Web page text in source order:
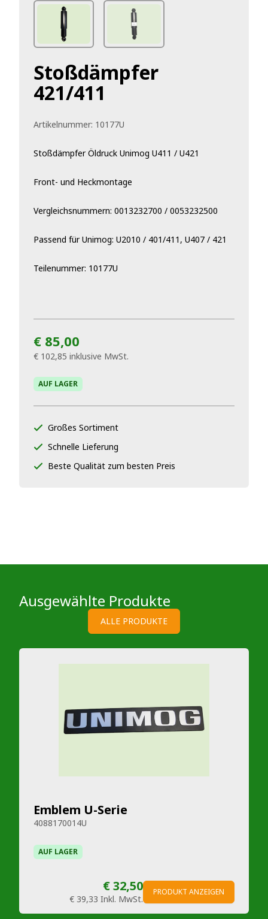
Stoßdämpfer
421/411
Artikelnummer: 10177U
Stoßdämpfer Öldruck Unimog U411 / U421
Front- und Heckmontage
Vergleichsnummern: 0013232700 / 0053232500
Passend für Unimog: U2010 / 401/411, U407 / 421
Teilenummer: 10177U
€ 85,00
€ 102,85 inklusive MwSt.
AUF LAGER
Großes Sortiment
Schnelle Lieferung
Beste Qualität zum besten Preis
Ausgewählte Produkte
ALLE PRODUKTE
Emblem U-Serie
4088170014U
AUF LAGER
€ 32,50
€ 39,33 Inkl. MwSt.
PRODUKT ANZEIGEN